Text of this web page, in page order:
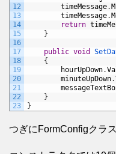
12
13
14
15
16
17
18
19
20
21
22
23
timeMessage.
timeMessage.
return
}
public void
{
hourUpDown.
minuteUpDown.
}
}
つぎにFormConfigクラ